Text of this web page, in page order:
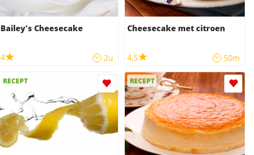
Bailey's Cheesecake
4 2u
Cheesecake met citroen
4,5 50m
RECEPT RECEPT